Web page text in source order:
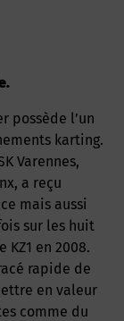
karting.
Varennes,
a reçu
mais aussi
sur les huit
KZ1 en 2008.
rapide de
en valeur
comme du